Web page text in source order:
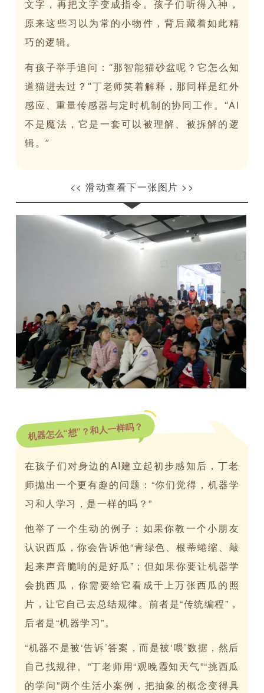
文字，再把文字变成指令。孩子们听得入神，
原来这些习以为常的小物件，背后藏着如此精
巧的逻辑。
有孩子举手追问：“那智能猫砂盆呢？它怎么知
道猫进去过？”丁老师笑着解释，那同样是红外
感应、重量传感器与定时机制的协同工作。“AI
不是魔法，它是一套可以被理解、被拆解的逻
辑。”
<< 滑动查看下一张图片 >>
机器怎么“想”？和人一样吗？
在孩子们对身边的AI建立起初步感知后，丁老
师抛出一个更有趣的问题：“你们觉得，机器学
习和人学习，是一样的吗？”
他举了一个生动的例子：如果你教一个小朋友
认识西瓜，你会告诉他“青绿色、根蒂蜷缩、敲
起来声音脆响的是好瓜”；但如果你要让机器学
会挑西瓜，你需要给它看成千上万张西瓜的照
片，让它自己去总结规律。前者是“传统编程”，
后者是“机器学习”。
“机器不是被‘告诉’答案，而是被‘喂’数据，然后
自己找规律。”丁老师用“观晚霞知天气”“挑西瓜
的学问”两个生活小案例，把抽象的概念变得具